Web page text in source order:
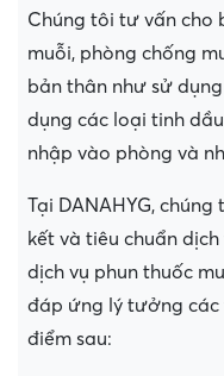
Chúng tôi tư vấn cho
muỗi, phòng chống
bản thân như sử
dụng các loại tinh
nhập vào phòng và
Tại DANAHYG,
kết và tiêu chuẩn
dịch vụ phun thuốc
đáp ứng lý tưởng các
điểm sau: